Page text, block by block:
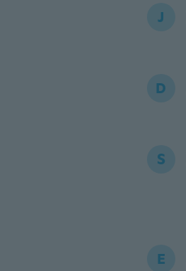
J
D
S
E